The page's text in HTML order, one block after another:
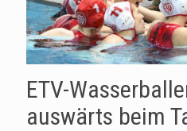
ETV-
auswärts beim